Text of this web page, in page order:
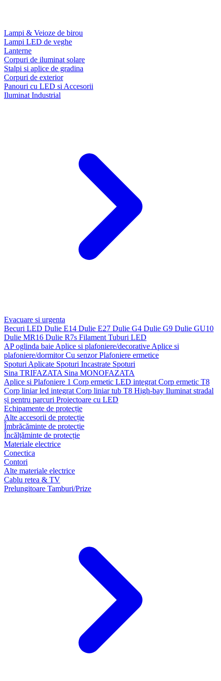
Lampi & Veioze de birou
Lampi LED de veghe
Lanterne
Corpuri de iluminat solare
Stalpi si aplice de gradina
Corpuri de exterior
Panouri cu LED si Accesorii
Iluminat Industrial
Evacuare si urgenta
Becuri LED Dulie E14 Dulie E27 Dulie G4 Dulie G9 Dulie GU10
Dulie MR16 Dulie R7s Filament Tuburi LED
AP oglinda baie Aplice si plafoniere/decorative Aplice si
plafoniere/dormitorCu senzorPlafoniere ermetice
Spoturi Aplicate Spoturi Incastrate Spoturi
Sina TRIFAZATA Sina MONOFAZATA
Aplice si Plafoniere 1 Corp ermetic LED integrat Corp ermetic T8
Corp liniar led integrat Corp liniar tub T8 High-bay Iluminat stradal
și pentru parcuri Proiectoare cu LED
Echipamente de protecție
Alte accesorii de protecție
Îmbrăcăminte de protecție
Încălțăminte de protecție
Materiale electrice
Conectica
Contori
Alte materiale electrice
Cablu retea & TV
Prelungitoare Tamburi/Prize